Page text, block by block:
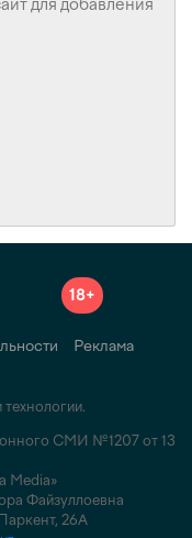
18+
Реклама
СМИ №1207 от 13
Media»
Файзуллоевна
26А